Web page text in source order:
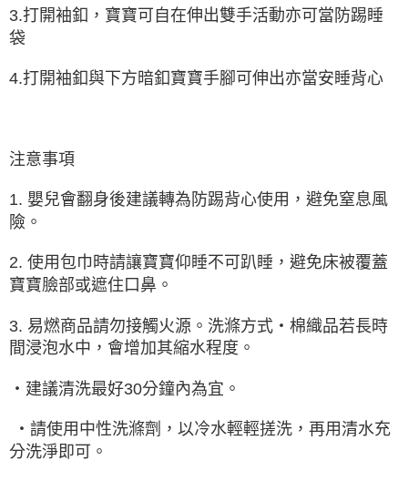
3.打開袖釦，寶寶可自在伸出雙手活動亦可當防踢睡
袋
4.打開袖釦與下方暗釦寶寶手腳可伸出亦當安睡背心
注意事項
1. 嬰兒會翻身後建議轉為防踢背心使用，避免窒息風
險。
2. 使用包巾時請讓寶寶仰睡不可趴睡，避免床被覆蓋
寶寶臉部或遮住口鼻。
3. 易燃商品請勿接觸火源。洗滌方式‧棉織品若長時
間浸泡水中，會增加其縮水程度。
‧建議清洗最好30分鐘內為宜。
‧請使用中性洗滌劑，以冷水輕輕搓洗，再用清水充
分洗淨即可。